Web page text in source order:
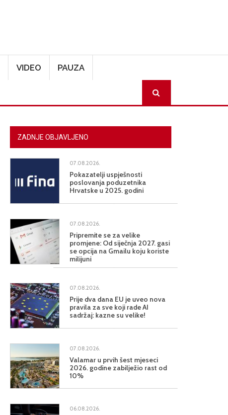
VIDEO PAUZA
ZADNJE OBJAVLJENO
07.08.2026.
Pokazatelji uspješnosti
poslovanja poduzetnika
Hrvatske u 2025. godini
07.08.2026.
Pripremite se za velike
promjene: Od siječnja 2027. gasi
se opcija na Gmailu koju koriste
milijuni
07.08.2026.
Prije dva dana EU je uveo nova
pravila za sve koji rade AI
sadržaj: kazne su velike!
07.08.2026.
Valamar u prvih šest mjeseci
2026. godine zabilježio rast od
10%
06.08.2026.